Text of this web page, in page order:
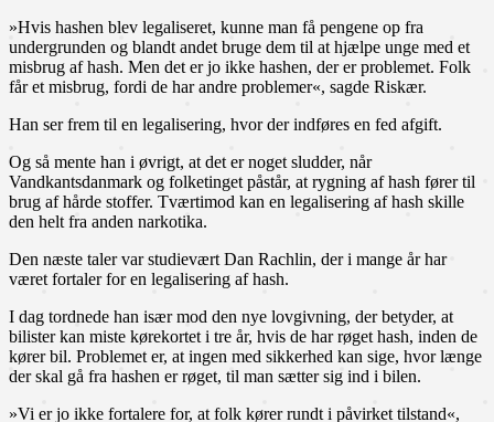
»Hvis hashen blev legaliseret, kunne man få pengene op fra
undergrunden og blandt andet bruge dem til at hjælpe unge med et
misbrug af hash. Men det er jo ikke hashen, der er problemet. Folk
får et misbrug, fordi de har andre problemer«, sagde Riskær.
Han ser frem til en legalisering, hvor der indføres en fed afgift.
Og så mente han i øvrigt, at det er noget sludder, når
Vandkantsdanmark og folketinget påstår, at rygning af hash fører til
brug af hårde stoffer. Tværtimod kan en legalisering af hash skille
den helt fra anden narkotika.
Den næste taler var studievært Dan Rachlin, der i mange år har
været fortaler for en legalisering af hash.
I dag tordnede han især mod den nye lovgivning, der betyder, at
bilister kan miste kørekortet i tre år, hvis de har røget hash, inden de
kører bil. Problemet er, at ingen med sikkerhed kan sige, hvor længe
der skal gå fra hashen er røget, til man sætter sig ind i bilen.
»Vi er jo ikke fortalere for, at folk kører rundt i påvirket tilstand«,